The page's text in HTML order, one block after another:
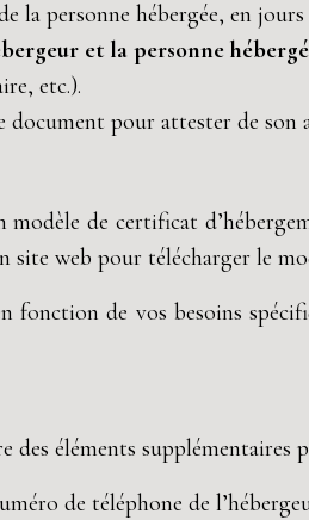
la personne hébergée, en jours
et la personne
etc.).
document pour attester de son
de certificat
site web pour télécharger le
fonction de vos besoins
éléments
de téléphone de